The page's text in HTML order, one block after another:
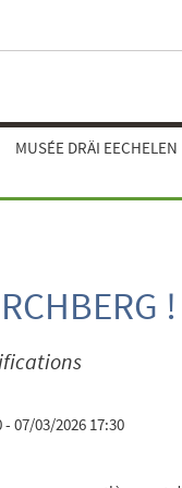
MUSÉE DRÄI EECHELEN
!
07/03/2026 17:30